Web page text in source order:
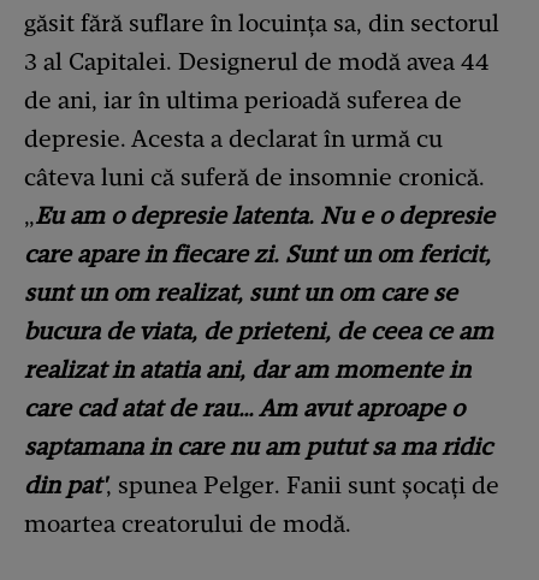
găsit fără suflare în locuința sa, din sectorul
3 al Capitalei. Designerul de modă avea 44
de ani, iar în ultima perioadă suferea de
depresie. Acesta a declarat în urmă cu
câteva luni că suferă de insomnie cronică.
„Eu am o depresie latenta. Nu e o depresie
care apare in fiecare zi. Sunt un om fericit,
sunt un om realizat, sunt un om care se
bucura de viata, de prieteni, de ceea ce am
realizat in atatia ani, dar am momente in
care cad atat de rau… Am avut aproape o
saptamana in care nu am putut sa ma ridic
din pat', spunea Pelger. Fanii sunt șocați de
moartea creatorului de modă.